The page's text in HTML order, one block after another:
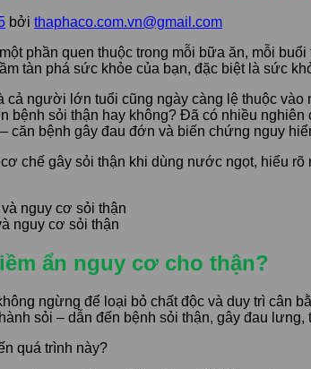
bởi thaphaco.com.vn@gmail.com
phần quen thuộc trong mỗi bữa ăn, mỗi
tàn phá sức khỏe của bạn, đặc biệt là sức
cả người lớn tuổi cũng ngày càng lệ thuộc
bệnh sỏi thận hay không? Đã có nhiều
căn bệnh gây đau đớn và biến chứng nguy
chế gây sỏi thận khi dùng nước ngọt, hiểu
nguy cơ sỏi thận
ẩn nguy cơ cho thận?
ngừng để loại bỏ chất độc và duy trì
sỏi – dẫn đến bệnh sỏi thận, gây đau lưng,
quá trình này?